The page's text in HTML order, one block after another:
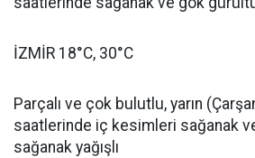
İZMİR 18°C, 30°C
Parçalı ve çok bulutlu, yarın
saatlerinde iç kesimleri sağanak
sağanak yağışlı